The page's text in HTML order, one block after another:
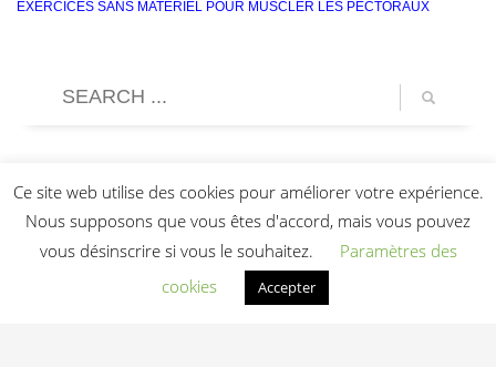
EXERCICES SANS MATÉRIEL POUR MUSCLER LES PECTORAUX
Ce site web utilise des cookies pour améliorer votre expérience.
Nous supposons que vous êtes d'accord, mais vous pouvez
vous désinscrire si vous le souhaitez.
Paramètres des
cookies
Accepter